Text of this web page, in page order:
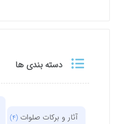
دسته بندی ها
آثار و برکات صلوات(4)